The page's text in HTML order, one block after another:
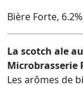
Bière Forte,
La scotch ale
Microbrasserie
Les arômes de